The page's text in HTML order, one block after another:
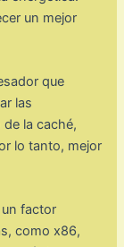
un mejor
que
las
la caché,
lo tanto, mejor
factor
como x86,